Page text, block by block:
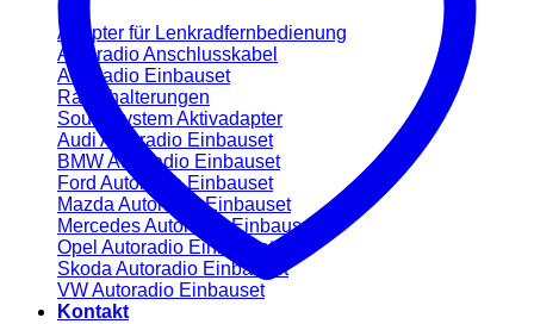
Adapter für Lenkradfernbedienung
Autoradio Anschlusskabel
Autoradio Einbauset
Radiohalterungen
Soundsystem Aktivadapter
Audi Autoradio Einbauset
BMW Autoradio Einbauset
Ford Autoradio Einbauset
Mazda Autoradio Einbauset
Mercedes Autoradio Einbauset
Opel Autoradio Einbauset
Skoda Autoradio Einbauset
VW Autoradio Einbauset
Kontakt